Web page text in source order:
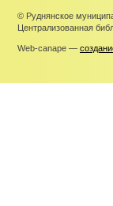
© Руднянское
Централизованная
Web-canape —